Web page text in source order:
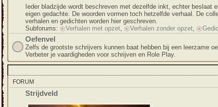
Ieder bladzijde wordt beschreven met dezelfde inkt, echter beslaat
eigen gedachte. De woorden vormen toch hetzelfde verhaal. De
verhalen en gedichten worden hier geschreven.
Subforums:
Verhalen met opzet, Verhalen zonder opzet,
Oefenvel
Zelfs de grootste schrijvers kunnen baat hebben bij een leerzame
Verbeter je vaardigheden voor schrijven en Role Play.
FORUM
Strijdveld